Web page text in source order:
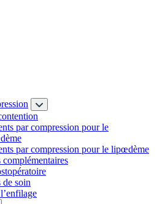
par compression pour le
par compression pour le lipœdème
complémentaires
de soin